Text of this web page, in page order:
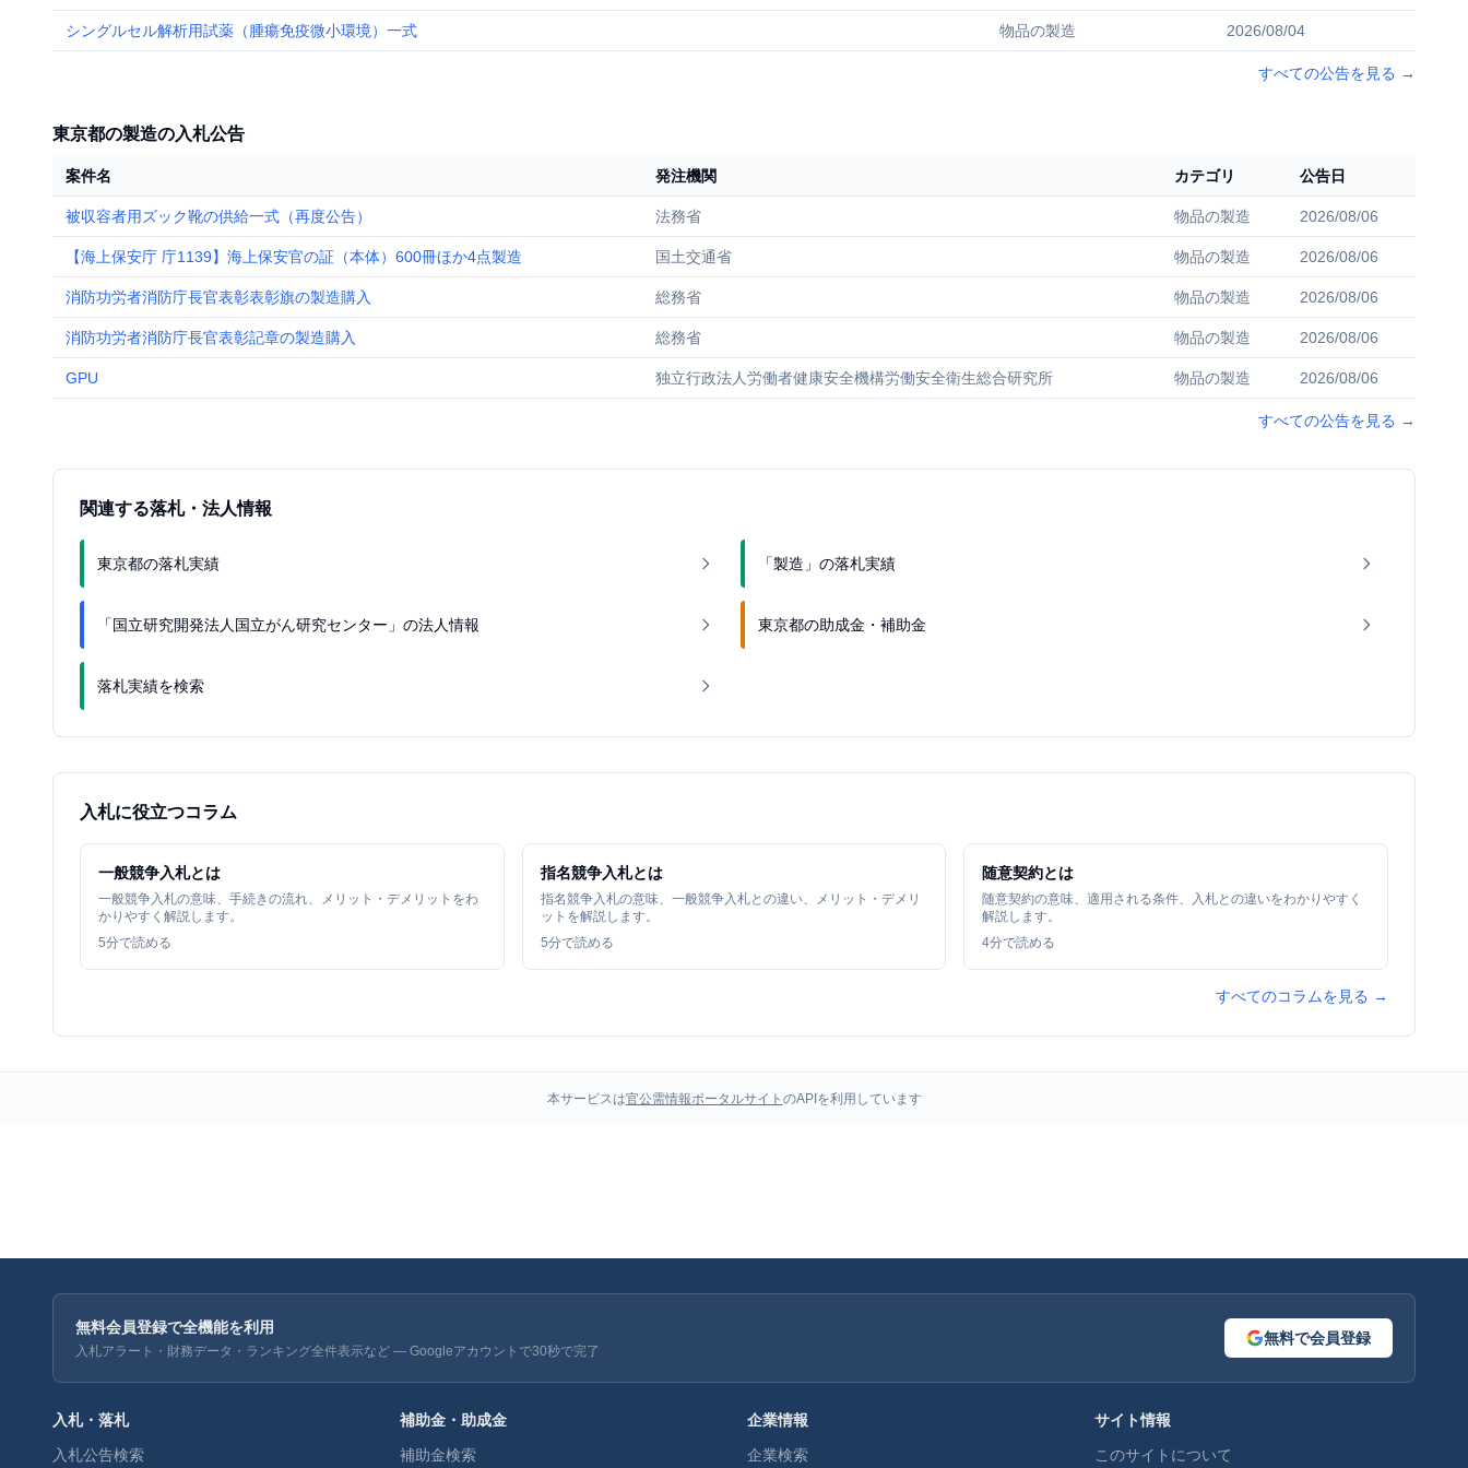
シングルセル解析用試薬（腫瘍免疫微小環境）一式 物品の製造 2026/08/04
すべての公告を見る →
東京都の製造の入札公告
案件名 発注機関 カテゴリ 公告日
被収容者用ズック靴の供給一式（再度公告） 法務省 物品の製造 2026/08/06
【海上保安庁 庁1139】海上保安官の証（本体）600冊ほか4点製造 国土交通省 物品の製造 2026/08/06
消防功労者消防庁長官表彰表彰旗の製造購入 総務省 物品の製造 2026/08/06
消防功労者消防庁長官表彰記章の製造購入 総務省 物品の製造 2026/08/06
GPU 独立行政法人労働者健康安全機構労働安全衛生総合研究所 物品の製造 2026/08/06
すべての公告を見る →
関連する落札・法人情報
東京都の落札実績 「製造」の落札実績
「国立研究開発法人国立がん研究センター」の法人情報 東京都の助成金・補助金
落札実績を検索
入札に役立つコラム
一般競争入札とは
一般競争入札の意味、手続きの流れ、メリット・デメリットをわ
かりやすく解説します。
5分で読める
指名競争入札とは
指名競争入札の意味、一般競争入札との違い、メリット・デメリ
ットを解説します。
5分で読める
随意契約とは
随意契約の意味、適用される条件、入札との違いをわかりやすく
解説します。
4分で読める
すべてのコラムを見る →
本サービスは官公需情報ポータルサイト のAPIを利用しています
無料会員登録で全機能を利用
入札アラート・財務データ・ランキング全件表示など — Googleアカウントで30秒で完了
無料で会員登録
入札・落札
入札公告検索
補助金・助成金
補助金検索
企業情報
企業検索
サイト情報
このサイトについて